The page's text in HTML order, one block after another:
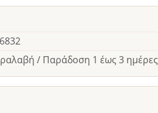
/ Παράδοση 1 έως 3 ημέρες